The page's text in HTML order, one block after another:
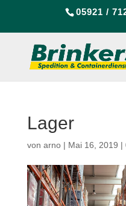
05921 /
Lager
von arno| Mai 16, 2019 |